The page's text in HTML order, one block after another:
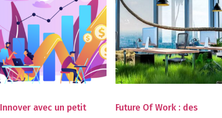
Innover avec un petit
Future Of Work : des